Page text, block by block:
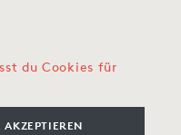
du Cookies für
AKZEPTIEREN